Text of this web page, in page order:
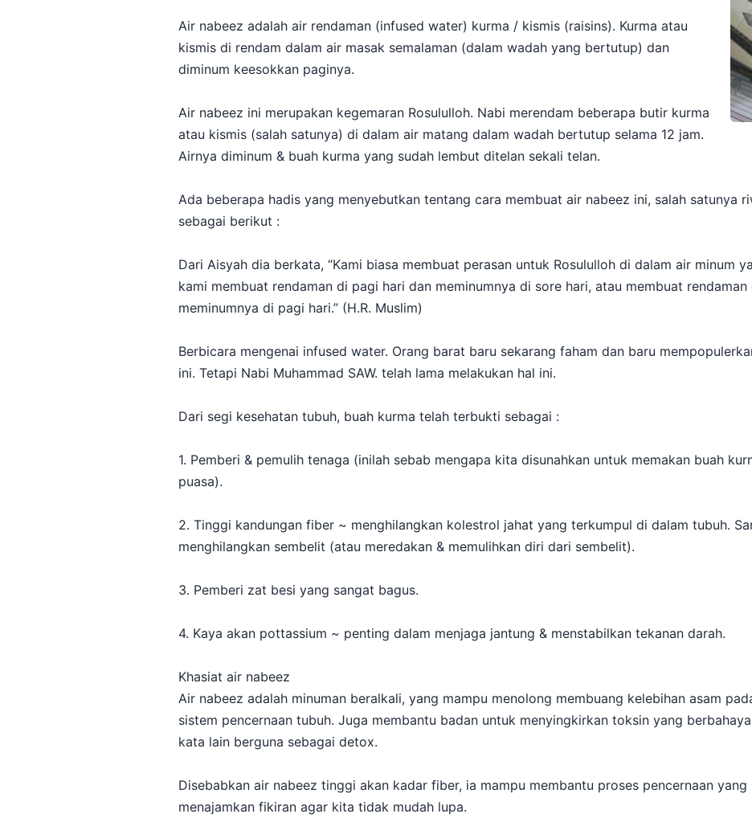
Air nabeez adalah air rendaman (infused water) kurma / kismis (raisins). Kurma atau
kismis di rendam dalam air masak semalaman (dalam wadah yang bertutup) dan
diminum keesokkan paginya.
Air nabeez ini merupakan kegemaran Rosululloh. Nabi merendam beberapa butir kurma
atau kismis (salah satunya) di dalam air matang dalam wadah bertutup selama 12 jam.
Airnya diminum & buah kurma yang sudah lembut ditelan sekali telan.
Ada beberapa hadis yang menyebutkan tentang cara membuat air nabeez ini, salah satunya
sebagai berikut :
Dari Aisyah dia berkata, “Kami biasa membuat perasan untuk Rosululloh di dalam air minum
kami membuat rendaman di pagi hari dan meminumnya di sore hari, atau membuat
meminumnya di pagi hari.” (H.R. Muslim)
Berbicara mengenai infused water. Orang barat baru sekarang faham dan baru
ini. Tetapi Nabi Muhammad SAW. telah lama melakukan hal ini.
Dari segi kesehatan tubuh, buah kurma telah terbukti sebagai :
1. Pemberi & pemulih tenaga (inilah sebab mengapa kita disunahkan untuk memakan buah
puasa).
2. Tinggi kandungan fiber ~ menghilangkan kolestrol jahat yang terkumpul di dalam tubuh.
menghilangkan sembelit (atau meredakan & memulihkan diri dari sembelit).
3. Pemberi zat besi yang sangat bagus.
4. Kaya akan pottassium ~ penting dalam menjaga jantung & menstabilkan tekanan darah.
Khasiat air nabeez
Air nabeez adalah minuman beralkali, yang mampu menolong membuang kelebihan asam
sistem pencernaan tubuh. Juga membantu badan untuk menyingkirkan toksin yang
kata lain berguna sebagai detox.
Disebabkan air nabeez tinggi akan kadar fiber, ia mampu membantu proses pencernaan
menajamkan fikiran agar kita tidak mudah lupa.